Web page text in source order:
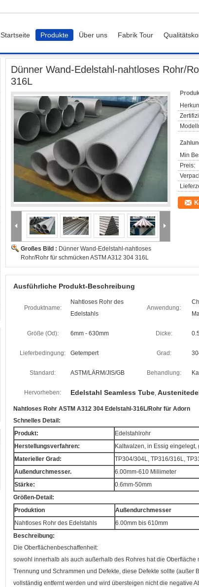
Startseite Produkte Über uns Fabrik Tour
Dünner Wand-Edelstahl-nahtloses Rohr/
316L
Großes Bild : Dünner Wand-Edelstahl-nahtloses
Rohr/Rohr für schmücken ASTM A312 304 316L
Min
Preis:
Ausführliche Produkt-Beschreibung
Produktname:
Nahtloses Rohr des
Edelstahls
Anwendung:
Größe (Od): 6mm - 630mm Dicke:
Lieferbedingung: Getempert Grad:
Standard: ASTM/LÄRM/JIS/GB Behandlung:
Hervorheben: Edelstahl Seamless Tube,
Nahtloses Rohr ASTM A312 304 Edelstahl-316L/Rohr für Adorn
Schnelles Detail:
Produkt:
Edelstahlrohr
Herstellungsverfahren:
Kaltwalzen, in Essig eingelegt,
Materieller Grad:
TP304/304L, TP316/316L,
Außendurchmesser.
6.00mm-610 Millimeter
Stärke:
0.6mm-50mm
Größen-Detail:
Produktion
Außendurchmesser
Nahtloses Rohr des Edelstahls
6.00mm bis 610mm
Beschreibung:
Die Oberflächenbeschaffenheit:
sowohl innerhalb als auch außerhalb des Rohres hat die
Trennung und Schrammen und Defekte, diese Defekte sollte (außer
vollständig entfernt werden und wird übersteigen nicht die negative